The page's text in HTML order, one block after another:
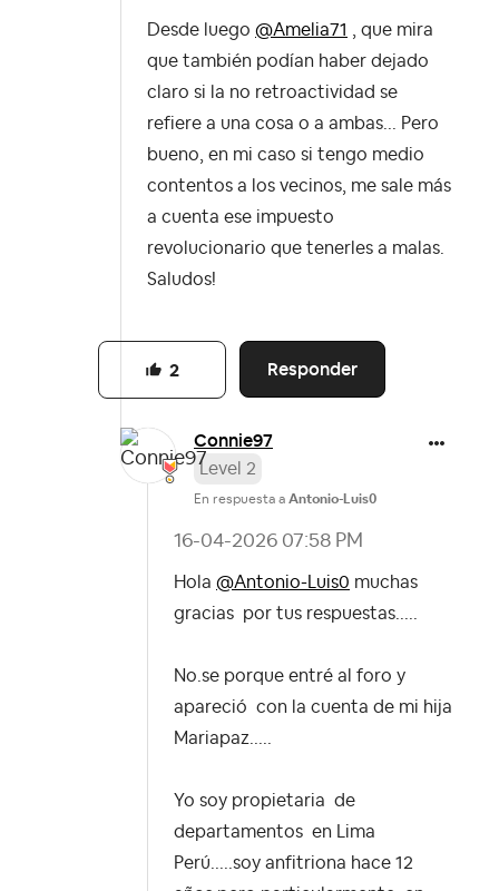
Desde luego @Amelia71 , que mira
que también podían haber dejado
claro si la no retroactividad se
refiere a una cosa o a ambas... Pero
bueno, en mi caso si tengo medio
contentos a los vecinos, me sale más
a cuenta ese impuesto
revolucionario que tenerles a malas.
Saludos!
Responder
2
Connie97
Level 2
En respuesta a Antonio-Luis0
‎16-04-2026 07:58 PM
Hola @Antonio-Luis0 muchas
gracias por tus respuestas.....
No.se porque entré al foro y
apareció con la cuenta de mi hija
Mariapaz.....
Yo soy propietaria de
departamentos en Lima
Perú.....soy anfitriona hace 12